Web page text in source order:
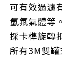
可有效過濾
氫氟氣體等。
採卡榫旋轉
所有3M雙